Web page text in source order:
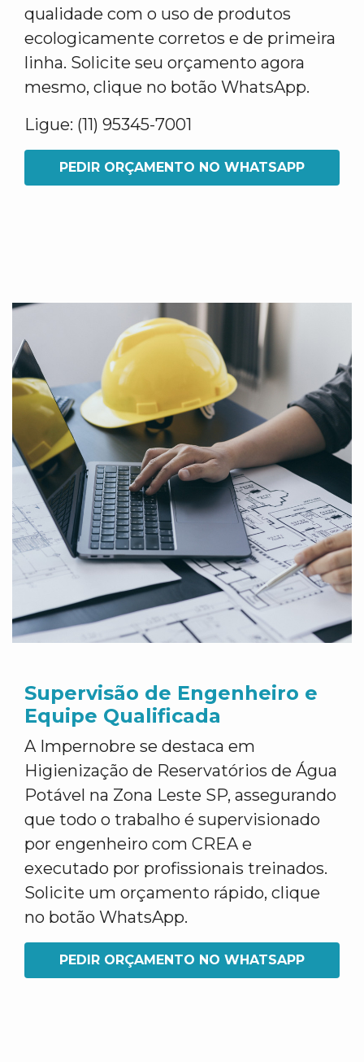
qualidade com o uso de produtos
ecologicamente corretos e de primeira
linha. Solicite seu orçamento agora
mesmo, clique no botão WhatsApp.
Ligue: (11) 95345-7001
PEDIR ORÇAMENTO NO WHATSAPP
Supervisão de Engenheiro e
Equipe Qualificada
A Impernobre se destaca em
Higienização de Reservatórios de Água
Potável na Zona Leste SP, assegurando
que todo o trabalho é supervisionado
por engenheiro com CREA e
executado por profissionais treinados.
Solicite um orçamento rápido, clique
no botão WhatsApp.
PEDIR ORÇAMENTO NO WHATSAPP